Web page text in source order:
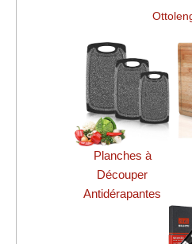
Planches à
Découper
Antidérapantes